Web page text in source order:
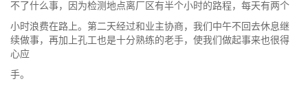
不了什么事，因为检测地点离厂区有半个小时的路程，每天有两个
小时浪费在路上。第二天经过和业主协商，我们中午不回去休息继
续做事，再加上孔工也是十分熟练的老手，使我们做起事来也很得
心应
手。